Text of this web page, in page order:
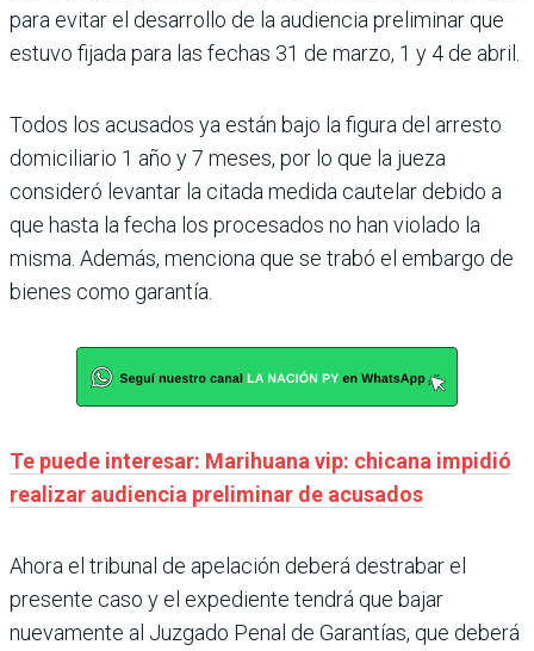
para evitar el desarrollo de la audiencia preliminar que
estuvo fijada para las fechas 31 de marzo, 1 y 4 de abril.
Todos los acusados ya están bajo la figura del arresto
domiciliario 1 año y 7 meses, por lo que la jueza
consideró levantar la citada medida cautelar debido a
que hasta la fecha los procesados no han violado la
misma. Además, menciona que se trabó el embargo de
bienes como garantía.
Te puede interesar: Marihuana vip: chicana impidió
realizar audiencia preliminar de acusados
Ahora el tribunal de apelación deberá destrabar el
presente caso y el expediente tendrá que bajar
nuevamente al Juzgado Penal de Garantías, que deberá